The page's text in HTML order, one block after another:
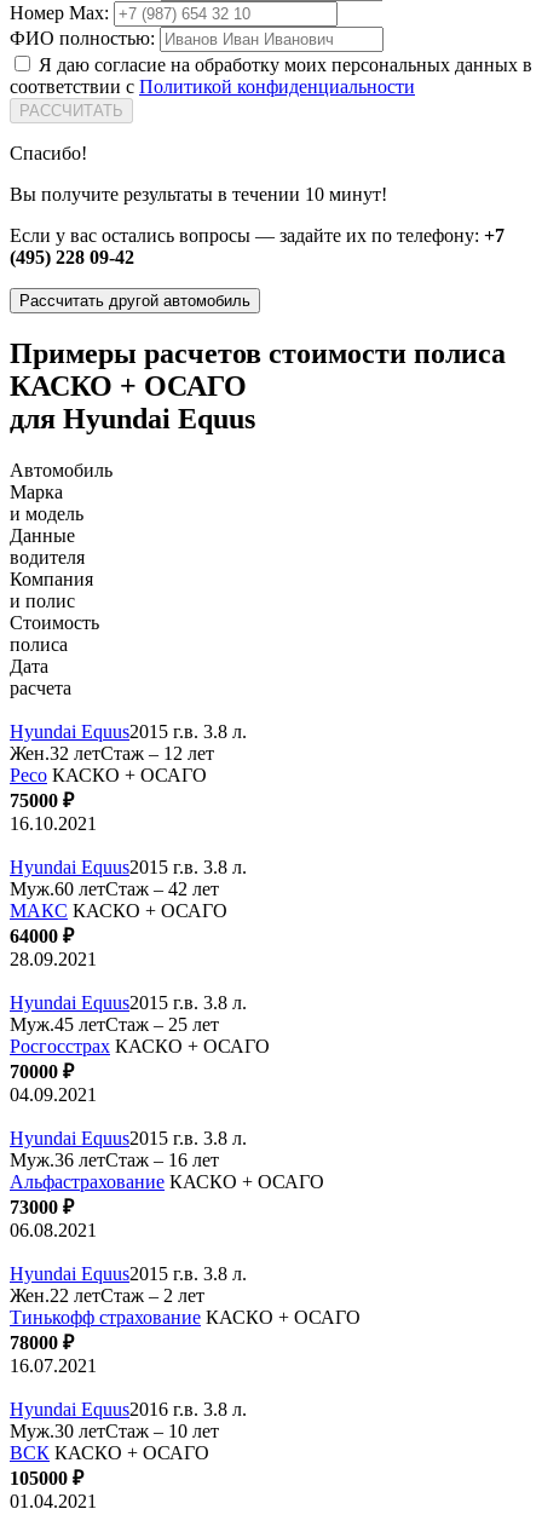
Номер Max:
ФИО полностью:
Я даю согласие на обработку моих персональных данных в
соответствии с Политикой конфиденциальности
РАССЧИТАТЬ
Спасибо!
Вы получите результаты в течении 10 минут!
Если у вас остались вопросы — задайте их по телефону: +7
(495) 228 09-42
Рассчитать другой автомобиль
Примеры расчетов стоимости полиса
КАСКО + ОСАГО
для Hyundai Equus
Автомобиль
Марка
и модель
Данные
водителя
Компания
и полис
Стоимость
полиса
Дата
расчета
Hyundai Equus2015 г.в. 3.8 л.
Жен.32 летСтаж – 12 лет
Ресо КАСКО + ОСАГО
75000 ₽
16.10.2021
Hyundai Equus2015 г.в. 3.8 л.
Муж.60 летСтаж – 42 лет
МАКС КАСКО + ОСАГО
64000 ₽
28.09.2021
Hyundai Equus2015 г.в. 3.8 л.
Муж.45 летСтаж – 25 лет
Росгосстрах КАСКО + ОСАГО
70000 ₽
04.09.2021
Hyundai Equus2015 г.в. 3.8 л.
Муж.36 летСтаж – 16 лет
Альфастрахование КАСКО + ОСАГО
73000 ₽
06.08.2021
Hyundai Equus2015 г.в. 3.8 л.
Жен.22 летСтаж – 2 лет
Тинькофф страхование КАСКО + ОСАГО
78000 ₽
16.07.2021
Hyundai Equus2016 г.в. 3.8 л.
Муж.30 летСтаж – 10 лет
ВСК КАСКО + ОСАГО
105000 ₽
01.04.2021